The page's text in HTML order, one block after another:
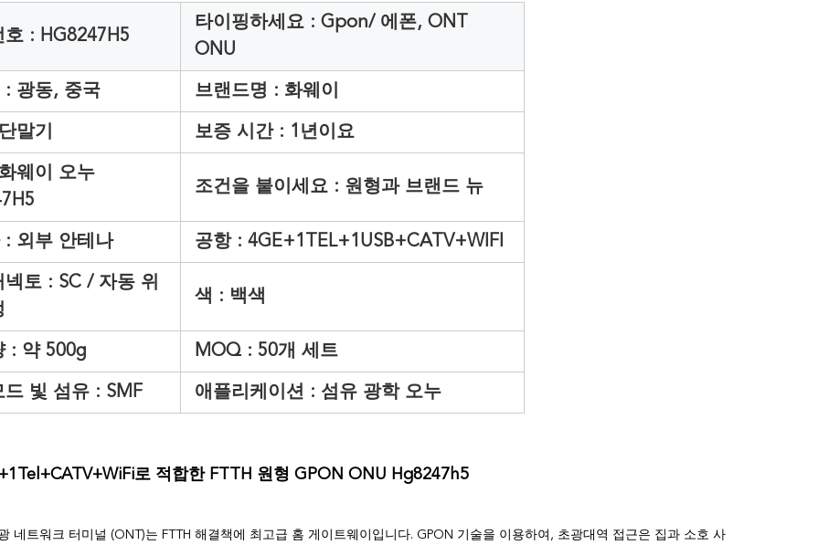
호 : HG8247H5
타이핑하세요 : Gpon/ 에폰, ONT
ONU
: 광동, 중국 브랜드명 : 화웨이
단말기 보증 시간 : 1년이요
화웨이 오누
조건을 붙이세요 : 원형과 브랜드 뉴
: 외부 안테나 공항 : 4GE+1TEL+1USB+CATV+WIFI
넥토 : SC / 자동 위
색 : 백색
: 약 500g MOQ : 50개 세트
드 빛 섬유 : SMF 애플리케이션 : 섬유 광학 오누
로 적합한 FTTH 원형 GPON ONU Hg8247h5
네트워크 터미널 (ONT)는 FTTH 해결책에 최고급 홈 게이트웨이입니다. GPON 기술을 이용하여, 초광대역 접근은 집과 소호 사